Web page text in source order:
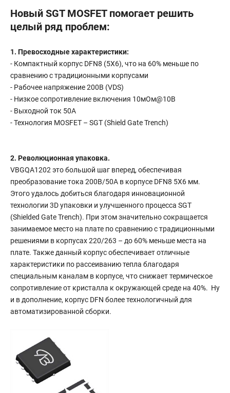
Новый SGT MOSFET помогает решить
целый ряд проблем:
1. Превосходные характеристики:
- Компактный корпус DFN8 (5X6), что на 60% меньше по
сравнению с традиционными корпусами
- Рабочее напряжение 200В (VDS)
- Низкое сопротивление включения 10мОм@10В
- Выходной ток 50А
- Технология MOSFET – SGT (Shield Gate Trench)
2. Революционная упаковка.
VBGQA1202 это большой шаг вперед, обеспечивая
преобразование тока 200В/50А в корпусе DFN8 5X6 мм.
Этого удалось добиться благодаря инновационной
технологии 3D упаковки и улучшенного процесса SGT
(Shielded Gate Trench). При этом значительно сокращается
занимаемое место на плате по сравнению с традиционными
решениями в корпусах 220/263 – до 60% меньше места на
плате. Также данный корпус обеспечивает отличные
характеристики по рассеиванию тепла благодаря
специальным каналам в корпусе, что снижает термическое
сопротивление от кристалла к окружающей среде на 40%. Ну
и в дополнение, корпус DFN более технологичный для
автоматизированной сборки.